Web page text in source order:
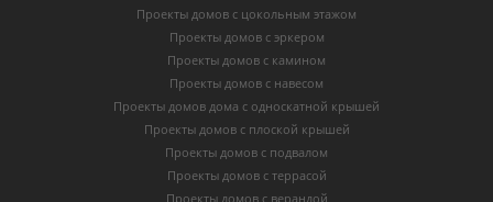
Проекты домов с цокольным этажом
Проекты домов с эркером
Проекты домов с камином
Проекты домов с навесом
Проекты домов дома с односкатной крышей
Проекты домов с плоской крышей
Проекты домов с подвалом
Проекты домов с террасой
Проекты домов с верандой